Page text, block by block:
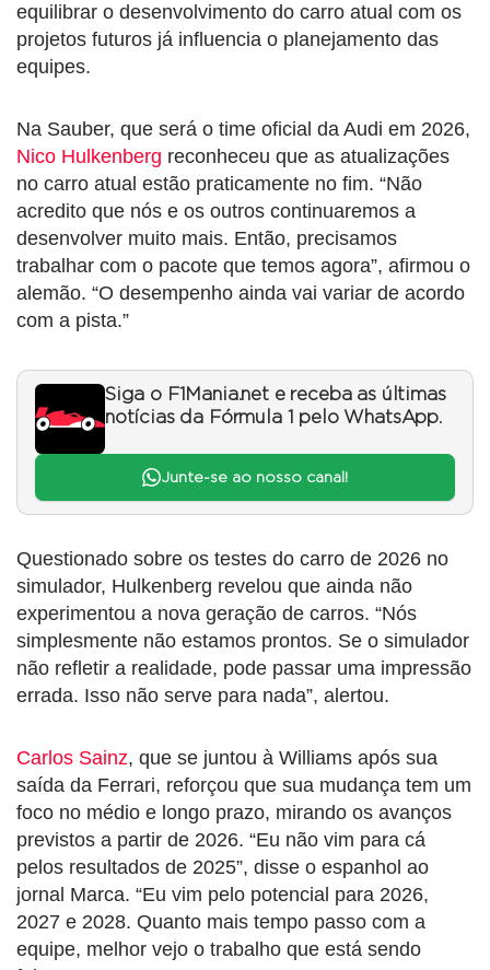
equilibrar o desenvolvimento do carro atual com os
projetos futuros já influencia o planejamento das
equipes.
Na Sauber, que será o time oficial da Audi em 2026,
Nico Hulkenberg reconheceu que as atualizações
no carro atual estão praticamente no fim. “Não
acredito que nós e os outros continuaremos a
desenvolver muito mais. Então, precisamos
trabalhar com o pacote que temos agora”, afirmou o
alemão. “O desempenho ainda vai variar de acordo
com a pista.”
Siga o F1Mania.net e receba as últimas
notícias da Fórmula 1 pelo WhatsApp.
Junte-se ao nosso canal!
Questionado sobre os testes do carro de 2026 no
simulador, Hulkenberg revelou que ainda não
experimentou a nova geração de carros. “Nós
simplesmente não estamos prontos. Se o simulador
não refletir a realidade, pode passar uma impressão
errada. Isso não serve para nada”, alertou.
Carlos Sainz, que se juntou à Williams após sua
saída da Ferrari, reforçou que sua mudança tem um
foco no médio e longo prazo, mirando os avanços
previstos a partir de 2026. “Eu não vim para cá
pelos resultados de 2025”, disse o espanhol ao
jornal Marca. “Eu vim pelo potencial para 2026,
2027 e 2028. Quanto mais tempo passo com a
equipe, melhor vejo o trabalho que está sendo